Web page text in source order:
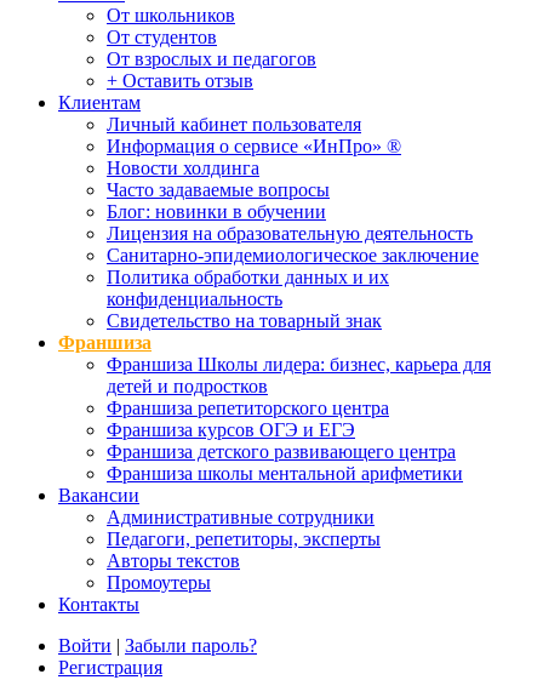
От школьников
От студентов
От взрослых и педагогов
+ Оставить отзыв
Клиентам
Личный кабинет пользователя
Информация о сервисе «ИнПро» ®
Новости холдинга
Часто задаваемые вопросы
Блог: новинки в обучении
Лицензия на образовательную деятельность
Санитарно-эпидемиологическое заключение
Политика обработки данных и их
конфиденциальность
Свидетельство на товарный знак
Франшиза
Франшиза Школы лидера: бизнес, карьера для
детей и подростков
Франшиза репетиторского центра
Франшиза курсов ОГЭ и ЕГЭ
Франшиза детского развивающего центра
Франшиза школы ментальной арифметики
Вакансии
Административные сотрудники
Педагоги, репетиторы, эксперты
Авторы текстов
Промоутеры
Контакты
Войти | Забыли пароль?
Регистрация